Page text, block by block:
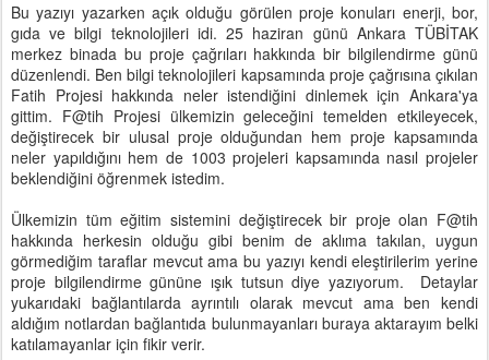
Bu yazıyı yazarken açık olduğu görülen proje konuları enerji, bor,
gıda ve bilgi teknolojileri idi. 25 haziran günü Ankara TÜBİTAK
merkez binada bu proje çağrıları hakkında bir bilgilendirme günü
düzenlendi. Ben bilgi teknolojileri kapsamında proje çağrısına çıkılan
Fatih Projesi hakkında neler istendiğini dinlemek için Ankara'ya
gittim. F@tih Projesi ülkemizin geleceğini temelden etkileyecek,
değiştirecek bir ulusal proje olduğundan hem proje kapsamında
neler yapıldığını hem de 1003 projeleri kapsamında nasıl projeler
beklendiğini öğrenmek istedim.
Ülkemizin tüm eğitim sistemini değiştirecek bir proje olan F@tih
hakkında herkesin olduğu gibi benim de aklıma takılan, uygun
görmediğim taraflar mevcut ama bu yazıyı kendi eleştirilerim yerine
proje bilgilendirme gününe ışık tutsun diye yazıyorum. Detaylar
yukarıdaki bağlantılarda ayrıntılı olarak mevcut ama ben kendi
aldığım notlardan bağlantıda bulunmayanları buraya aktarayım belki
katılamayanlar için fikir verir.